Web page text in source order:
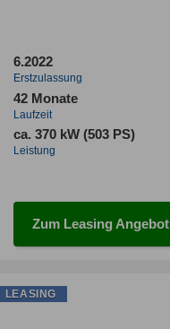
6.2022
Erstzulassung
42 Monate
Laufzeit
ca. 370 kW (503 PS)
Leistung
Zum Leasing Angebot
LEASING